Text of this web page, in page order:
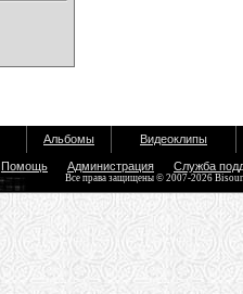
Альбомы Видеоклипы
Помощь Администрация Служба
Все права защищены © 2007-2026